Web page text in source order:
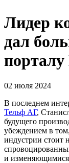
Лидер
дал
02 июля 2024
В последнем
Тельф АГ,
будущего
убеждением в
индустрии стоит
и изменяющимися